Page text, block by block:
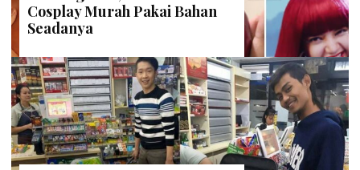
Cosplay Murah Pakai Bahan
Seadanya